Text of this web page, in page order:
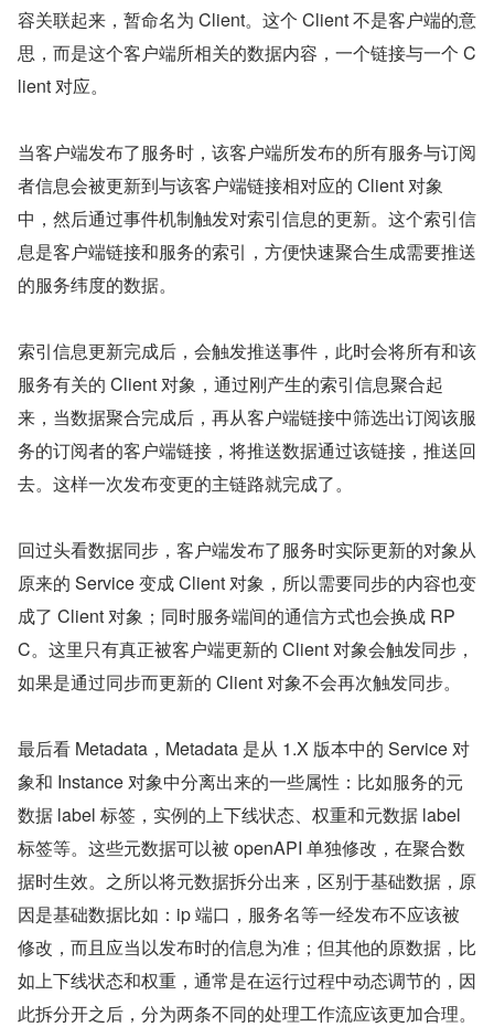
容关联起来，暂命名为 Client。这个 Client 不是客户端的意
思，而是这个客户端所相关的数据内容，一个链接与一个 C
lient 对应。
当客户端发布了服务时，该客户端所发布的所有服务与订阅
者信息会被更新到与该客户端链接相对应的 Client 对象
中，然后通过事件机制触发对索引信息的更新。这个索引信
息是客户端链接和服务的索引，方便快速聚合生成需要推送
的服务纬度的数据。
索引信息更新完成后，会触发推送事件，此时会将所有和该
服务有关的 Client 对象，通过刚产生的索引信息聚合起
来，当数据聚合完成后，再从客户端链接中筛选出订阅该服
务的订阅者的客户端链接，将推送数据通过该链接，推送回
去。这样一次发布变更的主链路就完成了。
回过头看数据同步，客户端发布了服务时实际更新的对象从
原来的 Service 变成 Client 对象，所以需要同步的内容也变
成了 Client 对象；同时服务端间的通信方式也会换成 RP
C。这里只有真正被客户端更新的 Client 对象会触发同步，
如果是通过同步而更新的 Client 对象不会再次触发同步。
最后看 Metadata，Metadata 是从 1.X 版本中的 Service 对
象和 Instance 对象中分离出来的一些属性：比如服务的元
数据 label 标签，实例的上下线状态、权重和元数据 label
标签等。这些元数据可以被 openAPI 单独修改，在聚合数
据时生效。之所以将元数据拆分出来，区别于基础数据，原
因是基础数据比如：ip 端口，服务名等一经发布不应该被
修改，而且应当以发布时的信息为准；但其他的原数据，比
如上下线状态和权重，通常是在运行过程中动态调节的，因
此拆分开之后，分为两条不同的处理工作流应该更加合理。